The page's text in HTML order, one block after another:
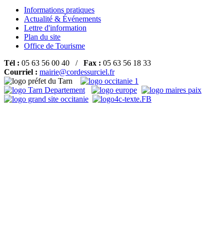
Informations pratiques
Actualité & Événements
Lettre d'information
Plan du site
Office de Tourisme
Tél : 05 63 56 00 40 / Fax : 05 63 56 18 33
Courriel : mairie@cordessurciel.fr